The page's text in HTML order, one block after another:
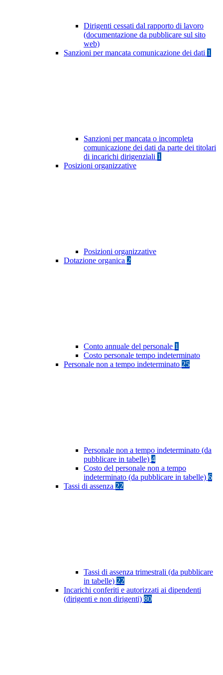
Dirigenti cessati dal rapporto di lavoro
(documentazione da pubblicare sul sito
web)
Sanzioni per mancata comunicazione dei dati 1
Sanzioni per mancata o incompleta
comunicazione dei dati da parte dei titolari
di incarichi dirigenziali 1
Posizioni organizzative
Posizioni organizzative
Dotazione organica 2
Conto annuale del personale 1
Costo personale tempo indeterminato
Personale non a tempo indeterminato 25
Personale non a tempo indeterminato (da
pubblicare in tabelle) 4
Costo del personale non a tempo
indeterminato (da pubblicare in tabelle) 6
Tassi di assenza 22
Tassi di assenza trimestrali (da pubblicare
in tabelle) 22
Incarichi conferiti e autorizzati ai dipendenti
(dirigenti e non dirigenti) 80